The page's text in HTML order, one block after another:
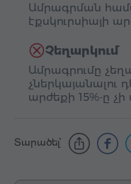
Ամրագրման
էքսկուրսիայի
Չեղարկում
Ամրագրումը
չներկայանալու
արժեքի 15%-ը
Տարածել՝